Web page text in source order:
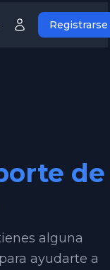
Registrarse
de
alguna
ayudarte a